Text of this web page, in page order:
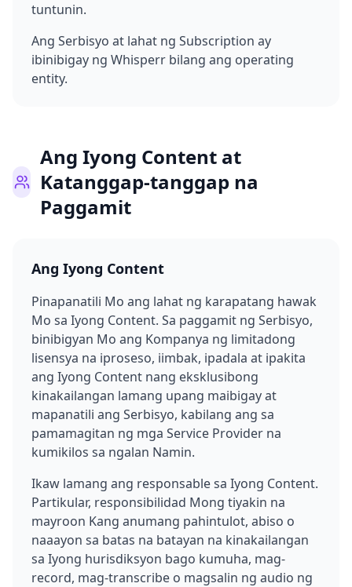
tuntunin.
Ang Serbisyo at lahat ng Subscription ay
ibinibigay ng Whisperr bilang ang operating
entity.
Ang Iyong Content at
Katanggap-tanggap na
Paggamit
Ang Iyong Content
Pinapanatili Mo ang lahat ng karapatang hawak
Mo sa Iyong Content. Sa paggamit ng Serbisyo,
binibigyan Mo ang Kompanya ng limitadong
lisensya na iproseso, iimbak, ipadala at ipakita
ang Iyong Content nang eksklusibong
kinakailangan lamang upang maibigay at
mapanatili ang Serbisyo, kabilang ang sa
pamamagitan ng mga Service Provider na
kumikilos sa ngalan Namin.
Ikaw lamang ang responsable sa Iyong Content.
Partikular, responsibilidad Mong tiyakin na
mayroon Kang anumang pahintulot, abiso o
naaayon sa batas na batayan na kinakailangan
sa Iyong hurisdiksyon bago kumuha, mag-
record, mag-transcribe o magsalin ng audio ng